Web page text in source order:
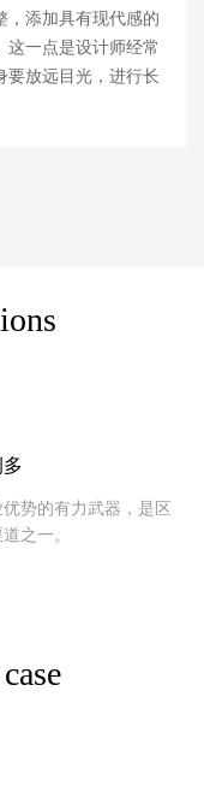
，添加具有现代感的
这一点是设计师经常
要放远目光，进行长
势的有力武器，是区
之一。